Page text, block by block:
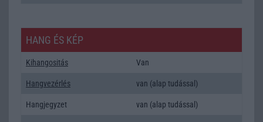
HANG ÉS KÉP
Kihangositás Van
Hangvezérlés van (alap tudással)
Hangjegyzet van (alap tudással)